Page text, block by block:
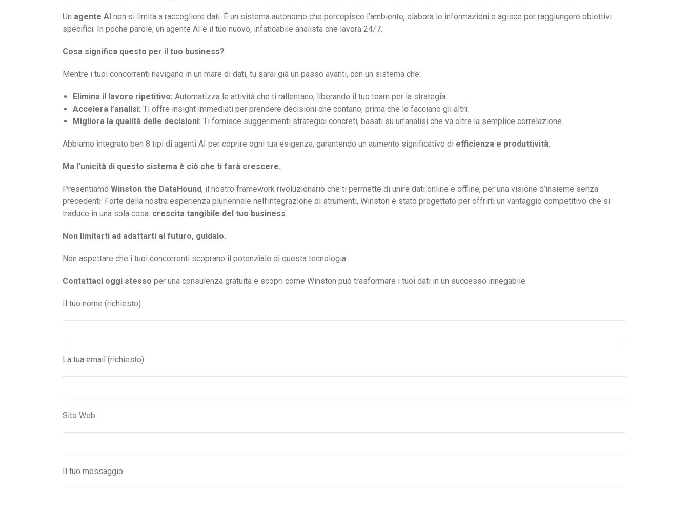
Un agente AI non si limita a raccogliere dati. È un sistema autonomo che percepisce l’ambiente, elabora le informazioni e agisce per raggiungere obiettivi
specifici. In poche parole, un agente AI è il tuo nuovo, infaticabile analista che lavora 24/7.
Cosa significa questo per il tuo business?
Mentre i tuoi concorrenti navigano in un mare di dati, tu sarai già un passo avanti, con un sistema che:
Elimina il lavoro ripetitivo: Automatizza le attività che ti rallentano, liberando il tuo team per la strategia.
Accelera l’analisi: Ti offre insight immediati per prendere decisioni che contano, prima che lo facciano gli altri.
Migliora la qualità delle decisioni: Ti fornisce suggerimenti strategici concreti, basati su un’analisi che va oltre la semplice correlazione.
Abbiamo integrato ben 8 tipi di agenti AI per coprire ogni tua esigenza, garantendo un aumento significativo di efficienza e produttività.
Ma l’unicità di questo sistema è ciò che ti farà crescere.
Presentiamo Winston the DataHound, il nostro framework rivoluzionario che ti permette di unire dati online e offline, per una visione d’insieme senza
precedenti. Forte della nostra esperienza pluriennale nell’integrazione di strumenti, Winston è stato progettato per offrirti un vantaggio competitivo che si
traduce in una sola cosa: crescita tangibile del tuo business.
Non limitarti ad adattarti al futuro, guidalo.
Non aspettare che i tuoi concorrenti scoprano il potenziale di questa tecnologia.
Contattaci oggi stesso per una consulenza gratuita e scopri come Winston può trasformare i tuoi dati in un successo innegabile.
Il tuo nome (richiesto)
La tua email (richiesto)
Sito Web
Il tuo messaggio